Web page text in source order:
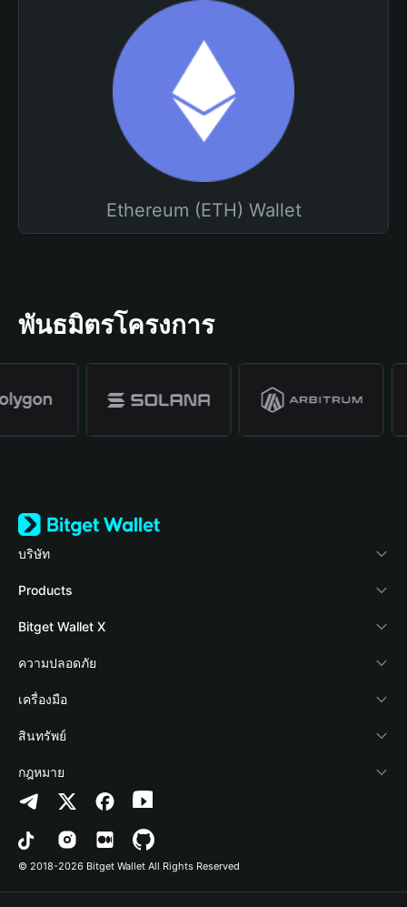
Ethereum (ETH) Wallet
พันธมิตรโครงการ
บริษัท
เกี่ยวกับ Bitget Wallet
Blog
Academy
ข่าวสารด้านคริปโต
ศูนย์ช่วยเหลือ
ติดต่อเรา
ทรัพยากรข้อมูลของแบรนด์
อาชีพ
Products
Crypto Card
Stablecoin Earn
Payfi Crypto
Crypto Swap API
Altcoin Season Index
Prediction Markets
DApp
Bitget Wallet X
นักพัฒนา
เชื่อมต่อ Wallet
Bitget Wallet Pay
ลิสต์โปรเจกต์
ความปลอดภัย
Protection Fund
เทคโนโลยีความปลอดภัย
เครื่องมือ
ซื้อคริปโต
การตรวจจับการอนุญาต
การตรวจจับสัญญา
การโอนเป็นชุด
สินทรัพย์
Arbitrum
Avalanche
Bitcoin
กฎหมาย
นโยบายความเป็นส่วนตัว
ข้อตกลงในการใช้บริการ
© 2018-2026 Bitget Wallet All Rights Reserved